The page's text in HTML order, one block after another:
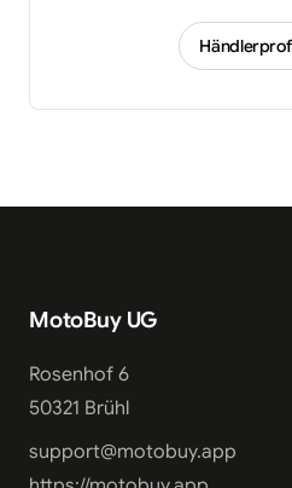
MotoBuy UG
Rosenhof 6
50321 Brühl
support@motobuy.app